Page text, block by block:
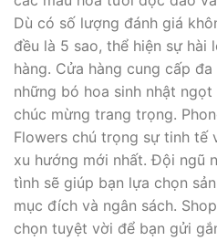
Dù có số lượng đánh giá
đều là 5 sao, thể hiện sự
hàng. Cửa hàng cung cấp
những bó hoa sinh nhật
chúc mừng trang trọng.
Flowers chú trọng sự tinh tế
xu hướng mới nhất. Đội ngũ
tình sẽ giúp bạn lựa chọn
mục đích và ngân sách.
chọn tuyệt vời để bạn gửi